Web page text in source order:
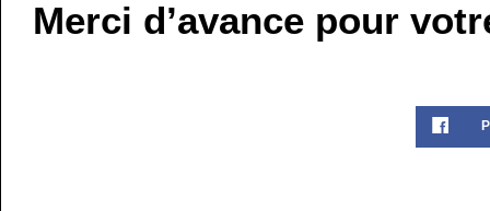
Merci d’avance pour